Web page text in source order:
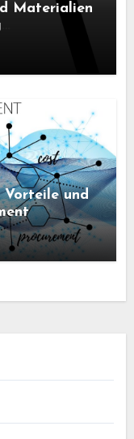
Materialien
Vorteile und